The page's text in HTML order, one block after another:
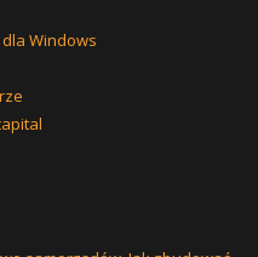
Windows